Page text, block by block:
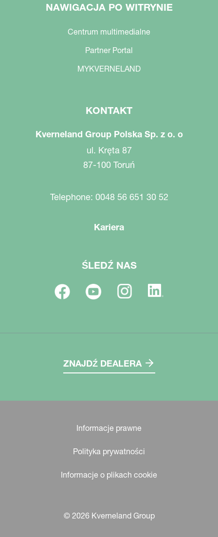
NAWIGACJA PO WITRYNIE
Centrum multimedialne
Partner Portal
MYKVERNELAND
KONTAKT
Kverneland Group Polska Sp. z o. o
ul. Kręta 87
87-100 Toruń
Telephone: 0048 56 651 30 52
Kariera
ŚLEDŹ NAS
ZNAJDŹ DEALERA
Informacje prawne
Polityka prywatności
Informacje o plikach cookie
© 2026 Kverneland Group